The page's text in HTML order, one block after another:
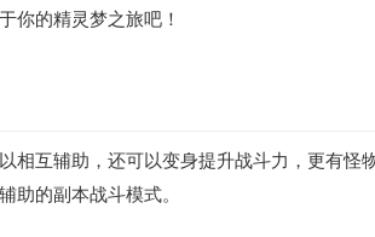
你的精灵梦之旅吧！
相互辅助，还可以变身提升战斗力，更有怪
助的副本战斗模式。